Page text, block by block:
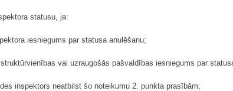
statusu, ja:
iesniegums par statusa anulēšanu;
vai uzraugošās pašvaldības iesniegums par
inspektors neatbilst šo noteikumu 2. punkta prasībām;